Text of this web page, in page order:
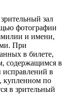
зал
фотографии
и имени,
При
в билете,
содержащимся в
в
купленном по
в зрительный